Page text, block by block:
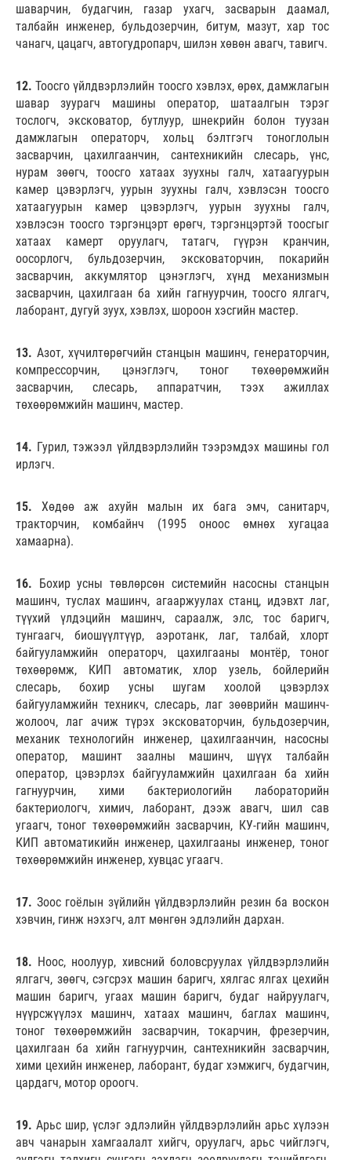
шаварчин, будагчин, газар ухагч, засварын даамал,
талбайн инженер, бульдозерчин, битум, мазут, хар тос
чанагч, цацагч, автогудропарч, шилэн хөвөн авагч, тавигч.
12. Тоосго үйлдвэрлэлийн тоосго хэвлэх, өрөх, дамжлагын
шавар зуурагч машины оператор, шатаалгын тэрэг
тослогч, эксковатор, бутлуур, шнекрийн болон туузан
дамжлагын операторч, хольц бэлтгэгч тоноглолын
засварчин, цахилгаанчин, сантехникийн слесарь, үнс,
нурам зөөгч, тоосго хатаах зуухны галч, хатаагуурын
камер цэвэрлэгч, уурын зуухны галч, хэвлэсэн тоосго
хатаагуурын камер цэвэрлэгч, уурын зуухны галч,
хэвлэсэн тоосго тэргэнцэрт өрөгч, тэргэнцэртэй тоосгыг
хатаах камерт оруулагч, татагч, гүүрэн кранчин,
оосорлогч, бульдозерчин, эксковаторчин, покарийн
засварчин, аккумлятор цэнэглэгч, хүнд механизмын
засварчин, цахилгаан ба хийн гагнуурчин, тоосго ялгагч,
лаборант, дугуй зуух, хэвлэх, шороон хэсгийн мастер.
13. Азот, хүчилтөрөгчийн станцын машинч, генераторчин,
компрессорчин, цэнэглэгч, тоног төхөөрөмжийн
засварчин, слесарь, аппаратчин, тээх ажиллах
төхөөрөмжийн машинч, мастер.
14. Гурил, тэжээл үйлдвэрлэлийн тээрэмдэх машины гол
ирлэгч.
15. Хөдөө аж ахуйн малын их бага эмч, санитарч,
тракторчин, комбайнч (1995 оноос өмнөх хугацаа
хамаарна).
16. Бохир усны төвлөрсөн системийн насосны станцын
машинч, туслах машинч, агааржуулах станц, идэвхт лаг,
түүхий үлдэцийн машинч, сараалж, элс, тос баригч,
тунгаагч, биошүүлтүүр, аэротанк, лаг, талбай, хлорт
байгууламжийн операторч, цахилгааны монтёр, тоног
төхөөрөмж, КИП автоматик, хлор узель, бойлерийн
слесарь, бохир усны шугам хоолой цэвэрлэх
байгууламжийн техникч, слесарь, лаг зөөврийн машинч-
жолооч, лаг ачиж түрэх эксковаторчин, бульдозерчин,
механик технологийн инженер, цахилгаанчин, насосны
оператор, машинт заалны машинч, шүүх талбайн
оператор, цэвэрлэх байгууламжийн цахилгаан ба хийн
гагнуурчин, хими бактериологийн лабораторийн
бактериологч, химич, лаборант, дээж авагч, шил сав
угаагч, тоног төхөөрөмжийн засварчин, КУ-гийн машинч,
КИП автоматикийн инженер, цахилгааны инженер, тоног
төхөөрөмжийн инженер, хувцас угаагч.
17. Зоос гоёлын зүйлийн үйлдвэрлэлийн резин ба воскон
хэвчин, гинж нэхэгч, алт мөнгөн эдлэлийн дархан.
18. Ноос, ноолуур, хивсний боловсруулах үйлдвэрлэлийн
ялгагч, зөөгч, сэгсрэх машин баригч, хялгас ялгах цехийн
машин баригч, угаах машин баригч, будаг найруулагч,
нүүрсжүүлэх машинч, хатаах машинч, баглах машинч,
тоног төхөөрөмжийн засварчин, токарчин, фрезерчин,
цахилгаан ба хийн гагнуурчин, сантехникийн засварчин,
хими цехийн инженер, лаборант, будаг хэмжигч, будагчин,
цардагч, мотор ороогч.
19. Арьс шир, үслэг эдлэлийн үйлдвэрлэлийн арьс хүлээн
авч чанарын хамгаалалт хийгч, оруулагч, арьс чийглэгч,